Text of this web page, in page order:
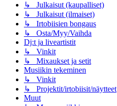
↳ Julkaisut (kaupalliset)
↳ Julkaisut (ilmaiset)
↳ Irtobiisien bongaus
↳ Osta/Myy/Vaihda
Dj:t ja liveartistit
↳ Vinkit
↳ Mixaukset ja setit
Musiikin tekeminen
↳ Vinkit
↳ Projektit/irtobiisit/näytteet
Muut